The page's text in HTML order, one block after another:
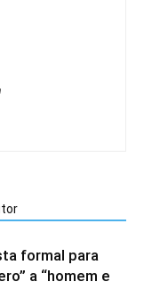
formal para
a “homem e